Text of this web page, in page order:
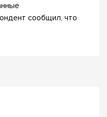
сообщил, что